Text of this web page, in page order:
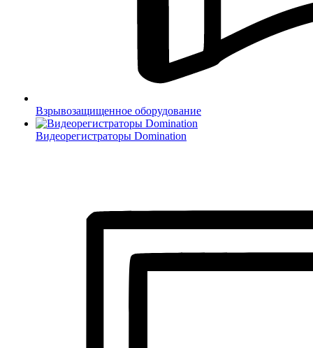
Взрывозащищенное оборудование
Видеорегистраторы Domination